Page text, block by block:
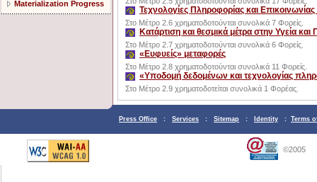
Materialization Progress
Τεχνολογίες Πληροφορίας και
Στο Μέτρο 2.6 χρηματοδοτούνται συνολικά 7 Φορείς.
Κατάρτιση και θεσμικά μέτρα στην Υγεία και
Στο Μέτρο 2.7 χρηματοδοτούνται συνολικά 6 Φορείς.
«Ευφυείς» μεταφορές
Στο Μέτρο 2.8 χρηματοδοτούνται συνολικά 11 Φορείς.
«Υποδομή δεδομένων και τεχνολογίας
Στο Μέτρο 2.9 χρηματοδοτείται συνολικά 1 Φορέας.
Press Office : Services : Sitemap : Identity : Terms
©2005